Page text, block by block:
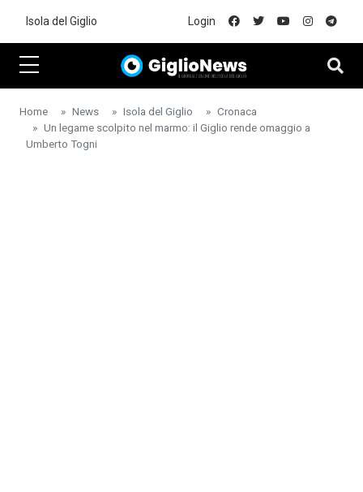
Isola del Giglio Login
Home News Isola del Giglio
Cronaca
Un legame scolpito nel marmo: il Giglio rende omaggio a
Umberto Togni